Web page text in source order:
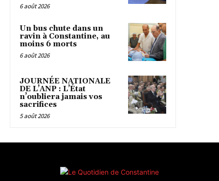
6 août 2026
Un bus chute dans un
ravin à Constantine, au
moins 6 morts
6 août 2026
JOURNÉE NATIONALE
DE L’ANP : L’État
n’oubliera jamais vos
sacrifices
5 août 2026